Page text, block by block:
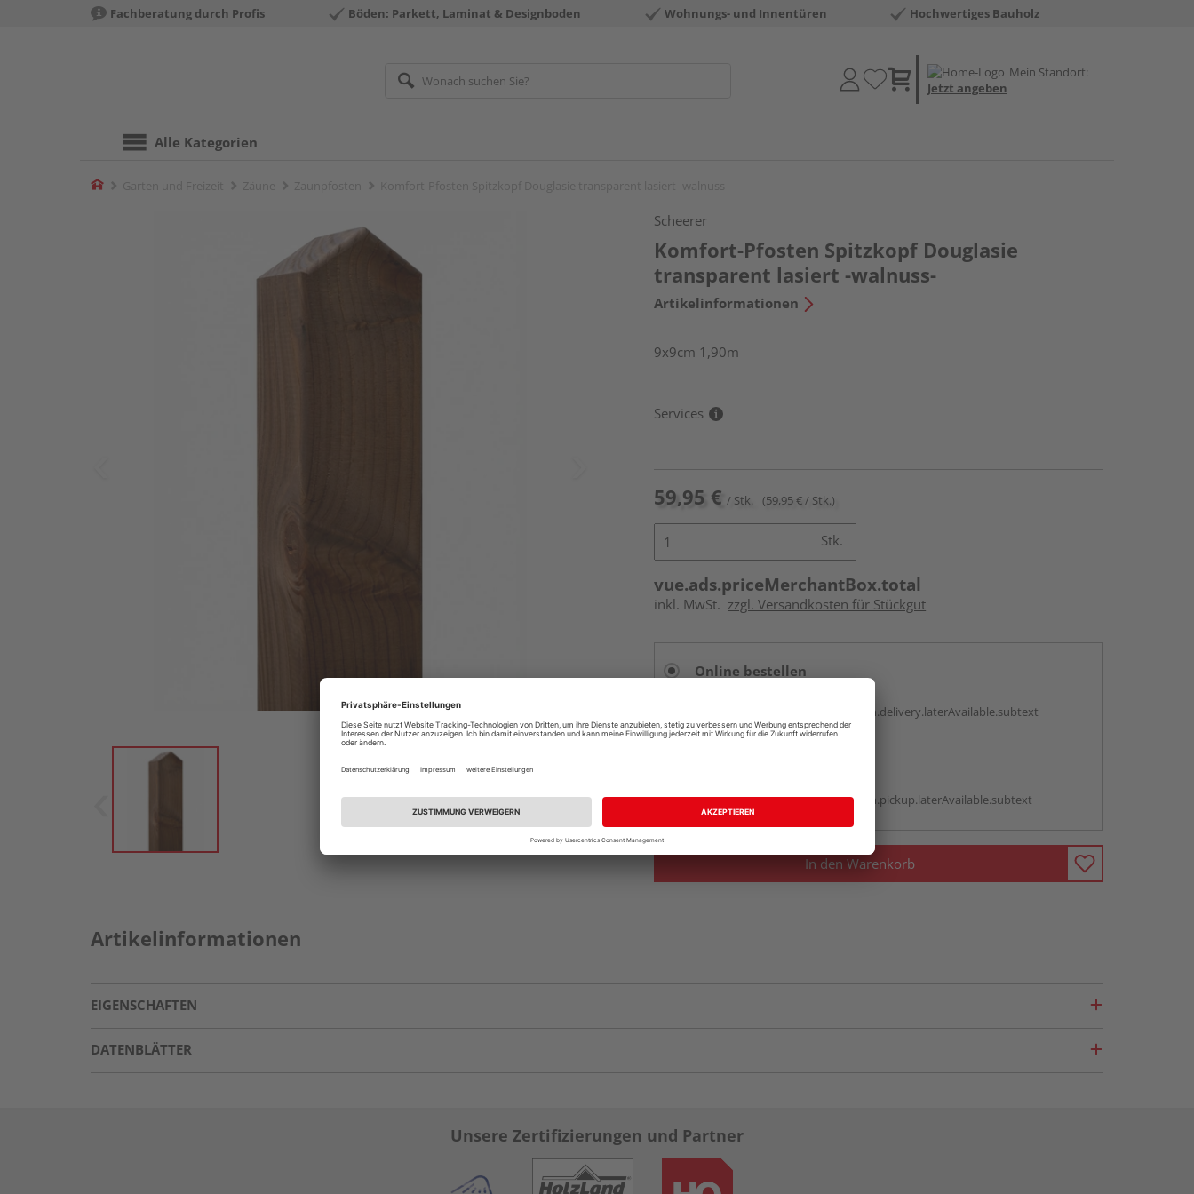
Fachberatung durch Profis Böden: Parkett, Laminat & Designboden Wohnungs- und Innentüren Hochwertiges Bauholz
Mein Standort:
Jetzt angeben
Alle Kategorien
Home
Scheerer
Komfort-Pfosten Spitzkopf Douglasie
transparent lasiert -walnuss-
Artikelinformationen
9x9cm 1,90m
Services
59,95 € / Stk. (59,95 € / Stk.)
Stk.
vue.ads.priceMerchantBox.total
inkl. MwSt. zzgl. Versandkosten für Stückgut
Online bestellen
vue.ads.priceMerchantBox.option.delivery.laterAvailable.subtext
vue.ads.priceMerchantBox.option.pickup.laterAvailable.subtext
In den Warenkorb
Artikelinformationen
EIGENSCHAFTEN
DATENBLÄTTER
Unsere Zertifizierungen und Partner